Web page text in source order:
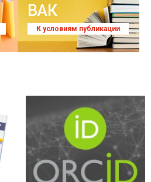
ВАК
К условиям публикации